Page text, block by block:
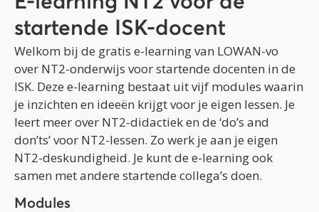
startende ISK-docent
Welkom bij de gratis e-learning van LOWAN-vo
over NT2-onderwijs voor startende docenten in de
ISK. Deze e-learning bestaat uit vijf modules waarin
je inzichten en ideeën krijgt voor je eigen lessen. Je
leert meer over NT2-didactiek en de ‘do’s and
don’ts’ voor NT2-lessen. Zo werk je aan je eigen
NT2-deskundigheid. Je kunt de e-learning ook
samen met andere startende collega’s doen.
Modules